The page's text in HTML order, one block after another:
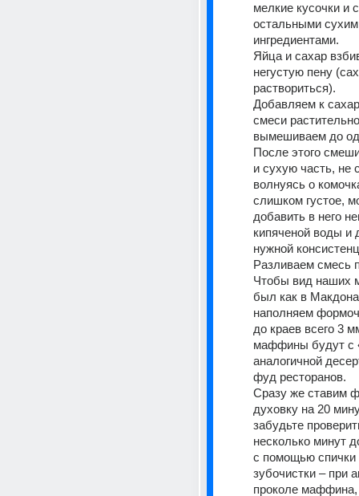
мелкие кусочки и
остальными
ингредиентами.
Яйца и сахар
негустую пену
раствориться).
Добавляем к
смеси
вымешиваем до
После этого
и сухую часть, не
волнуясь о
слишком густое,
добавить в него
кипяченой воды и
нужной
Разливаем смесь
Чтобы вид наших
был как в
наполняем
до краев всего 3
маффины будут с
аналогичной
фуд ресторанов.
Сразу же ставим
духовку на 20
забудьте
несколько минут
с помощью спички
зубочистки – при
проколе маффина,